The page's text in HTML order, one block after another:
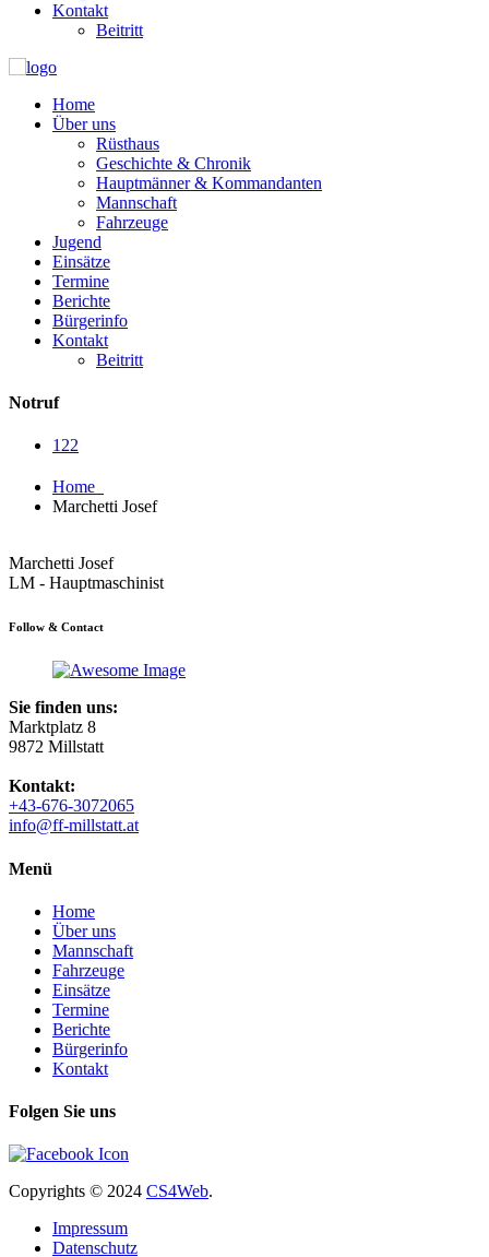
Kontakt
Beitritt
Home
Über uns
Rüsthaus
Geschichte & Chronik
Hauptmänner & Kommandanten
Mannschaft
Fahrzeuge
Jugend
Einsätze
Termine
Berichte
Bürgerinfo
Kontakt
Beitritt
Notruf
122
Home
Marchetti Josef
Marchetti Josef
LM - Hauptmaschinist
Follow & Contact
Sie finden uns:
Marktplatz 8
9872 Millstatt
Kontakt:
+43-676-3072065
info@ff-millstatt.at
Menü
Home
Über uns
Mannschaft
Fahrzeuge
Einsätze
Termine
Berichte
Bürgerinfo
Kontakt
Folgen Sie uns
Copyrights © 2024 CS4Web.
Impressum
Datenschutz